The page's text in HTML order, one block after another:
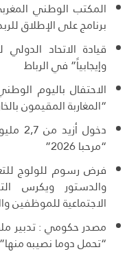
المكتب الوطني
برنامج على الإطلاق
قيادة الاتحاد
وإيجابياً” في الرباط
الاحتفال باليوم
“المغاربة المقيمون
“مرحبا 2026”
فرض رسوم للولوج
والدستور ويكرس
الاجتماعية للموظفين
مصدر حكومي : تدبير
“تحمل دوما نصيبه منها”